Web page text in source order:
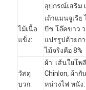
อุปกรณ์เสริม
ไม้เนื้อ
แข็ง:
เถ้าแมนจูเรีย
บีช โอ๊คขาว
แปรรูปด้วยก
ไม้จริงคือ 8%
วัสดุ
บวก:
ผ้า: เส้นใยโพ
Chinlon, ผ้า
หน่วงไฟ หนัง